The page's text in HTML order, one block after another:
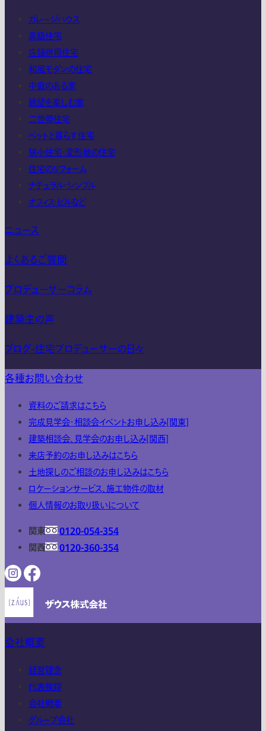
ガレージハウス
高級住宅
店舗併用住宅
和風モダンの住宅
中庭のある家
眺望を楽しむ家
二世帯住宅
ペットと暮らす住宅
狭小住宅・変形地の住宅
住宅のリフォーム
ナチュラル・シンプル
オフィス・ビルなど
ニュース
よくあるご質問
プロデューサーコラム
建築主の声
ブログ-住宅プロデューサーの日々
各種お問い合わせ
資料のご請求はこちら
完成見学会・相談会イベントお申し込み[関東]
建築相談会、見学会のお申し込み[関西]
来店予約のお申し込みはこちら
土地探しのご相談のお申し込みはこちら
ロケーションサービス、施工物件の取材
個人情報のお取り扱いについて
関東
0120-054-354
関西
0120-360-354
会社概要
経営理念
代表挨拶
会社概要
グループ会社